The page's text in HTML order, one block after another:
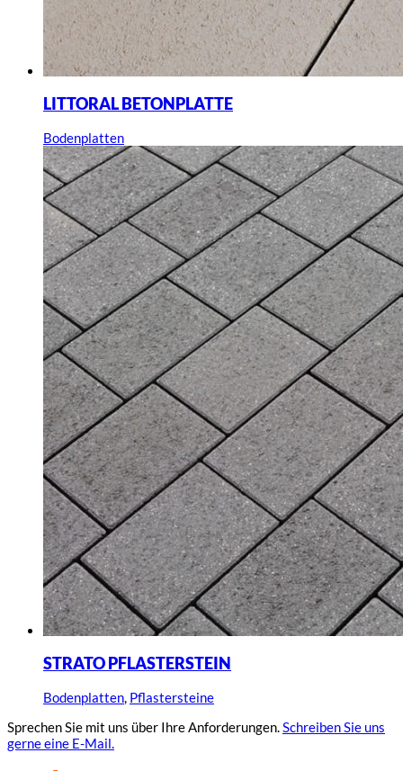
LITTORAL BETONPLATTE
Bodenplatten
STRATO PFLASTERSTEIN
Bodenplatten, Pflastersteine
Sprechen Sie mit uns über Ihre Anforderungen.Schreiben Sie uns
gerne eine E-Mail.